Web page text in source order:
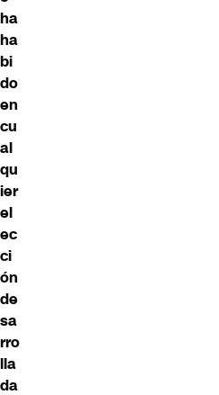
ha
ha
bi
do
en
cu
al
qu
ier
el
ec
ci
ón
de
sa
rro
lla
da